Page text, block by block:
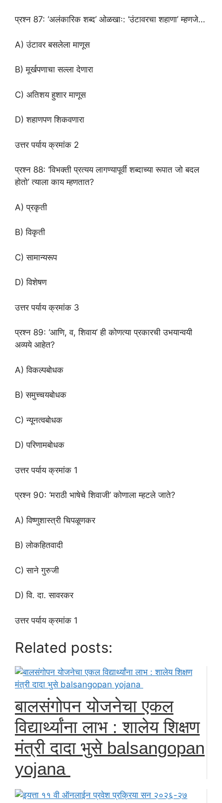
प्रश्न 87: ‘अलंकारिक शब्द’ ओळखाः: ‘उंटावरचा शहाणा’ म्हणजे…
A) उंटावर बसलेला माणूस
B) मूर्खपणाचा सल्ला देणारा
C) अतिशय हुशार माणूस
D) शहाणपण शिकवणारा
उत्तर पर्याय क्रमांक 2
प्रश्न 88: ‘विभक्ती प्रत्यय लागण्यापूर्वी शब्दाच्या रूपात जो बदल
होतो’ त्याला काय म्हणतात?
A) प्रकृती
B) विकृती
C) सामान्यरूप
D) विशेषण
उत्तर पर्याय क्रमांक 3
प्रश्न 89: ‘आणि, व, शिवाय’ ही कोणत्या प्रकारची उभयान्वयी
अव्यये आहेत?
A) विकल्पबोधक
B) समुच्चयबोधक
C) न्यूनत्वबोधक
D) परिणामबोधक
उत्तर पर्याय क्रमांक 1
प्रश्न 90: ‘मराठी भाषेचे शिवाजी’ कोणाला म्हटले जाते?
A) विष्णुशास्त्री चिपळूणकर
B) लोकहितवादी
C) साने गुरुजी
D) वि. दा. सावरकर
उत्तर पर्याय क्रमांक 1
Related posts:
बालसंगोपन योजनेचा एकल
विद्यार्थ्यांना लाभ : शालेय शिक्षण
मंत्री दादा भुसे balsangopan
yojana